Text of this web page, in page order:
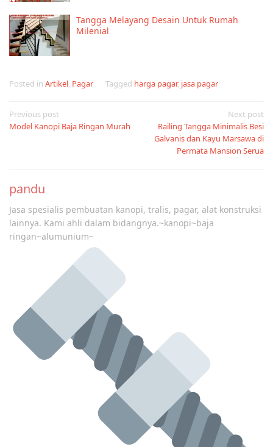
Tangga Melayang Desain Untuk Rumah
Milenial
Posted in Artikel, Pagar Tagged harga pagar, jasa pagar
Post
navigation
Previous post
Model Kanopi Baja Ringan Murah
Next post
Railing Tangga Minimalis Besi
Galvanis dan Kayu Marsawa di
Permata Mansion Serua
pandu
Jasa spesialis pembuatan kanopi, tralis, pagar, alat konstruksi
lainnya. Kami ahli dalam bidangnya.~kanopi~baja
ringan~alumunium~